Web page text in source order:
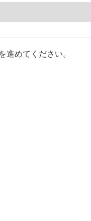
進めてください。